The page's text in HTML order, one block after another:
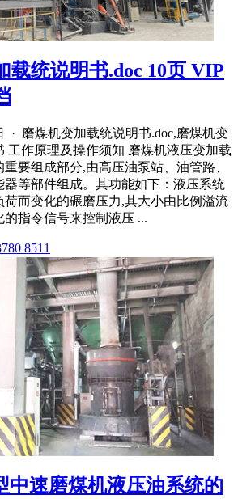
载统说明书.doc 10页 VIP
· 磨煤机变加载统说明书.doc,磨煤机变
工作原理及操作须知 磨煤机液压变加载
要组成部分,由高压油泵站、油管路、
器等部件组成。其功能如下：液压系统
荷而变化的碾磨压力,其大小由比例溢流
的指令信号来控制液压 ...
8511
中速磨煤机液压油系统的